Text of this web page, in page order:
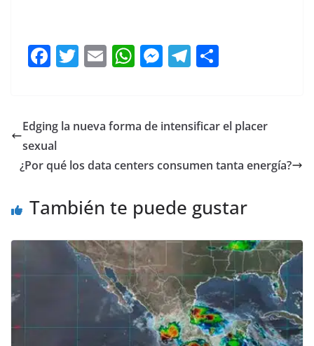
F
e
b
o
k
T
er
E
l
W
s
p
M
e
g
T
gr
m
p
tir
Edging la nueva forma de intensificar el placer
sexual
¿Por qué los data centers consumen tanta energía?
También te puede gustar